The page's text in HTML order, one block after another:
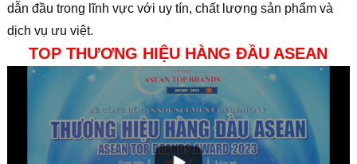
dẫn đầu trong lĩnh vực với uy tín, chất lượng sản phẩm và
dịch vụ ưu việt.
TOP THƯƠNG HIỆU HÀNG ĐẦU ASEAN